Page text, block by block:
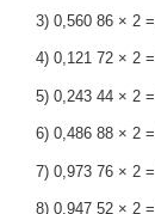
3) 0,560 86 × 2 =
4) 0,121 72 × 2 =
5) 0,243 44 × 2 =
6) 0,486 88 × 2 =
7) 0,973 76 × 2 =
8) 0,947 52 × 2 =